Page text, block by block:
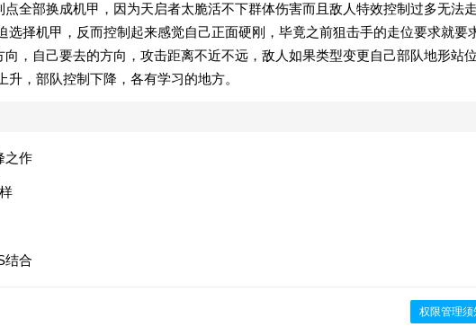
全部换成机甲，因为天启者太脆活不下群体伤害而且敌人特效控制过多无法走
选择机甲，反而控制起来感觉自己正面硬刚，毕竟之前狙击手的走位要求就要
，自己要去的方向，攻击距离不近不远，敌人如果类型变更自己部队地形站位
，部队控制下降，各有学习的地方。
之作
结合
权限管理须